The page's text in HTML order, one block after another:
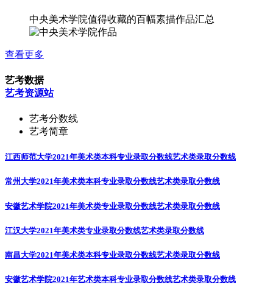
中央美术学院值得收藏的百幅素描作品汇总
查看更多
艺考数据
艺考资源站
艺考分数线
艺考简章
江西师范大学2021年美术类本科专业录取分数线艺术类录取分数线
常州大学2021年美术类本科专业录取分数线艺术类录取分数线
安徽艺术学院2021年美术类专业录取分数线艺术类录取分数线
江汉大学2021年美术类专业录取分数线艺术类录取分数线
南昌大学2021年美术类本科专业录取分数线艺术类录取分数线
安徽艺术学院2021年艺术类本科专业录取分数线艺术类录取分数线